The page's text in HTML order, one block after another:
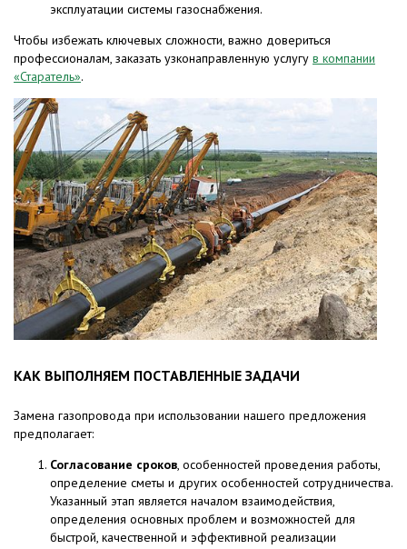
эксплуатации системы газоснабжения.
Чтобы избежать ключевых сложности, важно довериться
профессионалам, заказать узконаправленную услугу в компании
«Старатель».
КАК ВЫПОЛНЯЕМ ПОСТАВЛЕННЫЕ ЗАДАЧИ
Замена газопровода при использовании нашего предложения
предполагает:
Согласование сроков, особенностей проведения работы,
определение сметы и других особенностей сотрудничества.
Указанный этап является началом взаимодействия,
определения основных проблем и возможностей для
быстрой, качественной и эффективной реализации